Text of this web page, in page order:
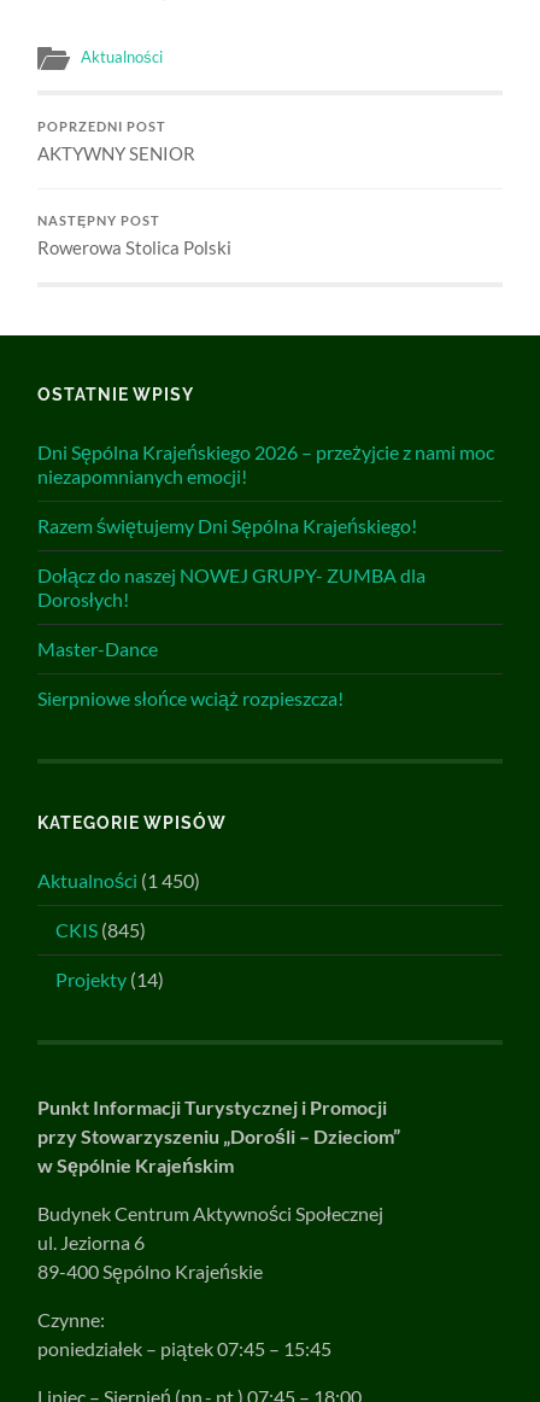
Aktualności
POPRZEDNI POST
AKTYWNY SENIOR
NASTĘPNY POST
Rowerowa Stolica Polski
OSTATNIE WPISY
Dni Sępólna Krajeńskiego 2026 – przeżyjcie z nami moc
niezapomnianych emocji!
Razem świętujemy Dni Sępólna Krajeńskiego!
Dołącz do naszej NOWEJ GRUPY- ZUMBA dla
Dorosłych!
Master-Dance
Sierpniowe słońce wciąż rozpieszcza!
KATEGORIE WPISÓW
Aktualności (1 450)
CKIS (845)
Projekty (14)
Punkt Informacji Turystycznej i Promocji
przy Stowarzyszeniu „Dorośli – Dzieciom”
w Sępólnie Krajeńskim
Budynek Centrum Aktywności Społecznej
ul. Jeziorna 6
89-400 Sępólno Krajeńskie
Czynne:
poniedziałek – piątek 07:45 – 15:45
Lipiec – Sierpień (pn.- pt.) 07:45 – 18:00